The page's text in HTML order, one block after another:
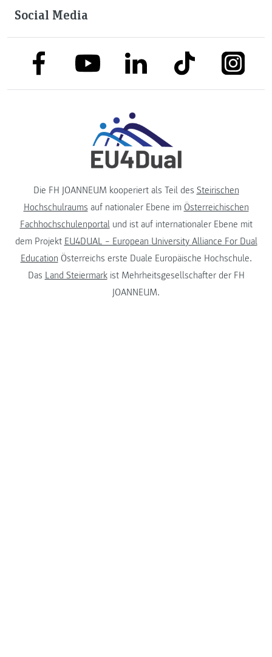
Social Media
link to facebooklink to youtubelink to linkedinlink to tiktok
Die FH JOANNEUM kooperiert als Teil des Steirischen
Hochschulraums auf nationaler Ebene im Österreichischen
Fachhochschulenportalund ist auf internationaler Ebene mit
dem Projekt EU4DUAL – European University Alliance For Dual
Education Österreichs erste Duale Europäische Hochschule.
Das Land Steiermarkist Mehrheitsgesellschafter der FH
JOANNEUM.